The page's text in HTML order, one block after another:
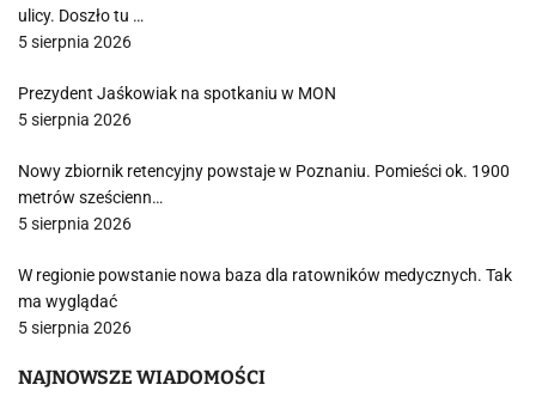
ulicy. Doszło tu …
5 sierpnia 2026
Prezydent Jaśkowiak na spotkaniu w MON
5 sierpnia 2026
Nowy zbiornik retencyjny powstaje w Poznaniu. Pomieści ok. 1900
metrów sześcienn…
5 sierpnia 2026
W regionie powstanie nowa baza dla ratowników medycznych. Tak
ma wyglądać
5 sierpnia 2026
NAJNOWSZE WIADOMOŚCI